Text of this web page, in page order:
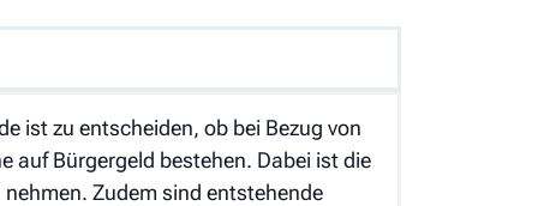
ist zu entscheiden, ob bei Bezug von
auf Bürgergeld bestehen. Dabei ist die
Zudem sind entstehende